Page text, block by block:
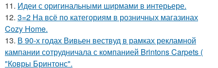
11. Идеи с оригинальными ширмами в интерьере.
12. 3=2 На всё по категориям в розничных магазинах
Cozy Home.
13. В 90-х годах Вивьен вествуд в рамках рекламной
кампании сотрудничала с компанией Brintons Carpets (
"Ковры Бринтонс".